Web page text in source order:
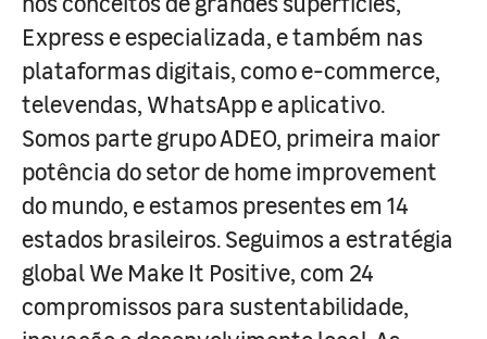
Express e especializada, e também nas
plataformas digitais, como e-commerce,
televendas, WhatsApp e aplicativo.
Somos parte grupo ADEO, primeira maior
potência do setor de home improvement
do mundo, e estamos presentes em 14
estados brasileiros. Seguimos a estratégia
global We Make It Positive, com 24
compromissos para sustentabilidade,